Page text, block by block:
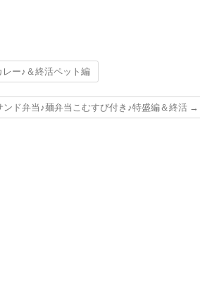
ー♪＆終活ペット編
ンド弁当♪麺弁当こむすび付き♪特盛編＆終活 →